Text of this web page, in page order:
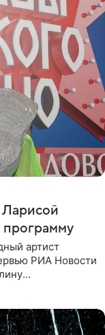
Ларисой
артист
РИА Новости